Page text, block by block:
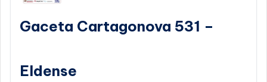
Gaceta Cartagonova 531 –
Eldense